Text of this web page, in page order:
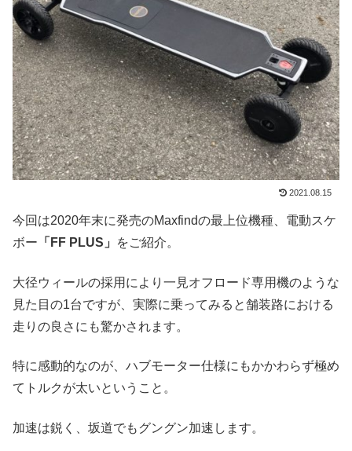
2021.08.15
今回は2020年末に発売のMaxfindの最上位機種、電動スケ
ボー 「FF PLUS」 をご紹介。
大径ウィールの採用により一見オフロード専用機のような
見た目の1台ですが、実際に乗ってみると舗装路における
走りの良さにも驚かされます。
特に感動的なのが、ハブモーター仕様にもかかわらず極め
てトルクが太いということ。
加速は鋭く、坂道でもグングン加速します。